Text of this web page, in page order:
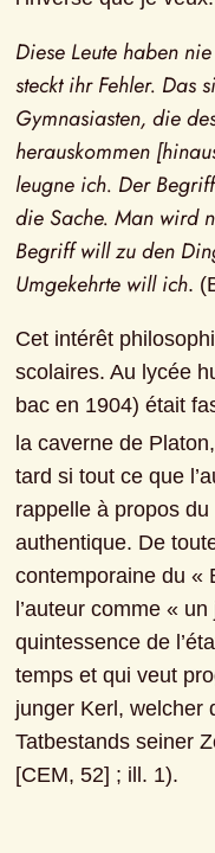
Diese Leute haben
steckt ihr Fehler. Das
Gymnasiasten, die
herauskommen
leugne ich. Der
die Sache. Man wird
Begriff will zu den
Umgekehrte will ich.
Cet intérêt
scolaires. Au lycée
bac en 1904) était
la caverne de
tard si tout ce que
rappelle à propos du
authentique. De
contemporaine du «
l’auteur comme «
quintessence de
temps et qui veut
junger Kerl, welcher
Tatbestands seiner
[CEM, 52] ; ill. 1).